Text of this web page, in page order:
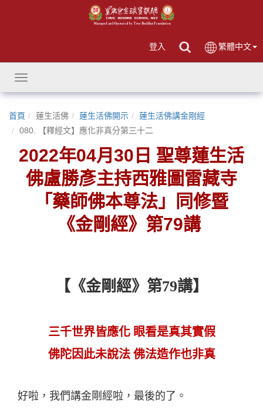
登入 繁體中文
Toggle
navigation
首頁 蓮生活佛 蓮生活佛開示
蓮生活佛講金剛經
080. 【釋經文】應化非真分第三十二
2022年04月30日 聖尊蓮生活
佛盧勝彥主持西雅圖雷藏寺
「藥師佛本尊法」同修暨
《金剛經》第79講
【《金剛經》第79講】
三千世界皆應化 眼看是真其實假
佛陀因此未說法 佛法造作也非真
好啦，我們講金剛經啦，最後的了。